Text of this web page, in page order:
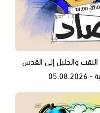
والجليل إلى القدس